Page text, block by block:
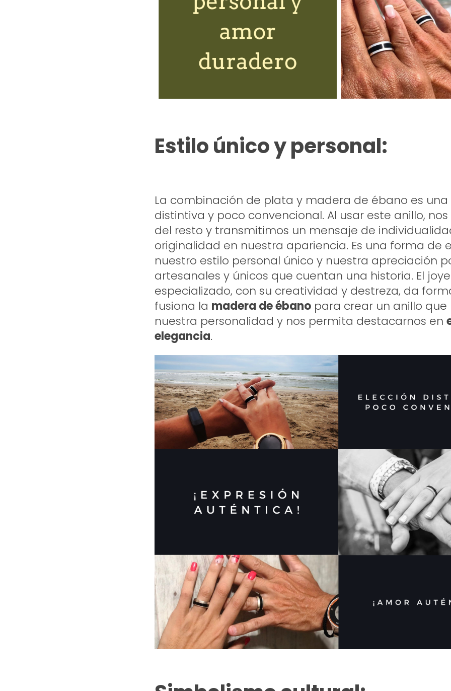
Estilo único y personal:
La combinación de plata y madera de ébano es
distintiva y poco convencional. Al usar este anillo,
del resto y transmitimos un mensaje de
originalidad en nuestra apariencia. Es una forma de
nuestro estilo personal único y nuestra apreciación
artesanales y únicos que cuentan una historia. El
especializado, con su creatividad y destreza, da
fusiona la madera de ébano para crear un anillo que
nuestra personalidad y nos permita destacarnos en
elegancia.